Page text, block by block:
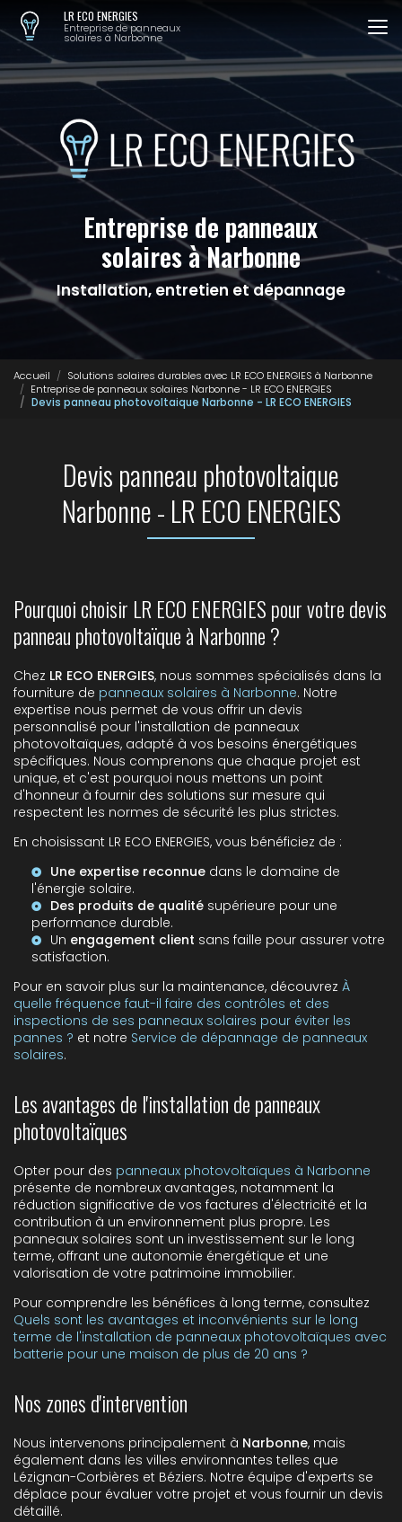
Aller
au
contenu
principal
LR ECO ENERGIES
Entreprise de panneaux
solaires à Narbonne
Entreprise de panneaux
solaires à Narbonne
Installation, entretien et dépannage
Accueil
Solutions solaires durables avec LR ECO ENERGIES à Narbonne
Entreprise de panneaux solaires Narbonne - LR ECO ENERGIES
Devis panneau photovoltaique Narbonne - LR ECO ENERGIES
Devis panneau photovoltaique
Narbonne - LR ECO ENERGIES
Pourquoi choisir LR ECO ENERGIES pour votre devis
panneau photovoltaïque à Narbonne ?
Chez LR ECO ENERGIES, nous sommes spécialisés dans la
fourniture de panneaux solaires à Narbonne. Notre
expertise nous permet de vous offrir un devis
personnalisé pour l'installation de panneaux
photovoltaïques, adapté à vos besoins énergétiques
spécifiques. Nous comprenons que chaque projet est
unique, et c'est pourquoi nous mettons un point
d'honneur à fournir des solutions sur mesure qui
respectent les normes de sécurité les plus strictes.
En choisissant LR ECO ENERGIES, vous bénéficiez de :
Une expertise reconnue dans le domaine de
l'énergie solaire.
Des produits de qualité supérieure pour une
performance durable.
Un engagement client sans faille pour assurer votre
satisfaction.
Pour en savoir plus sur la maintenance, découvrez À
quelle fréquence faut-il faire des contrôles et des
inspections de ses panneaux solaires pour éviter les
pannes ? et notre Service de dépannage de panneaux
solaires.
Les avantages de l'installation de panneaux
photovoltaïques
Opter pour des panneaux photovoltaïques à Narbonne
présente de nombreux avantages, notamment la
réduction significative de vos factures d'électricité et la
contribution à un environnement plus propre. Les
panneaux solaires sont un investissement sur le long
terme, offrant une autonomie énergétique et une
valorisation de votre patrimoine immobilier.
Pour comprendre les bénéfices à long terme, consultez
Quels sont les avantages et inconvénients sur le long
terme de l'installation de panneaux photovoltaïques avec
batterie pour une maison de plus de 20 ans ?
Nos zones d'intervention
Nous intervenons principalement à Narbonne, mais
également dans les villes environnantes telles que
Lézignan-Corbières et Béziers. Notre équipe d'experts se
déplace pour évaluer votre projet et vous fournir un devis
détaillé.